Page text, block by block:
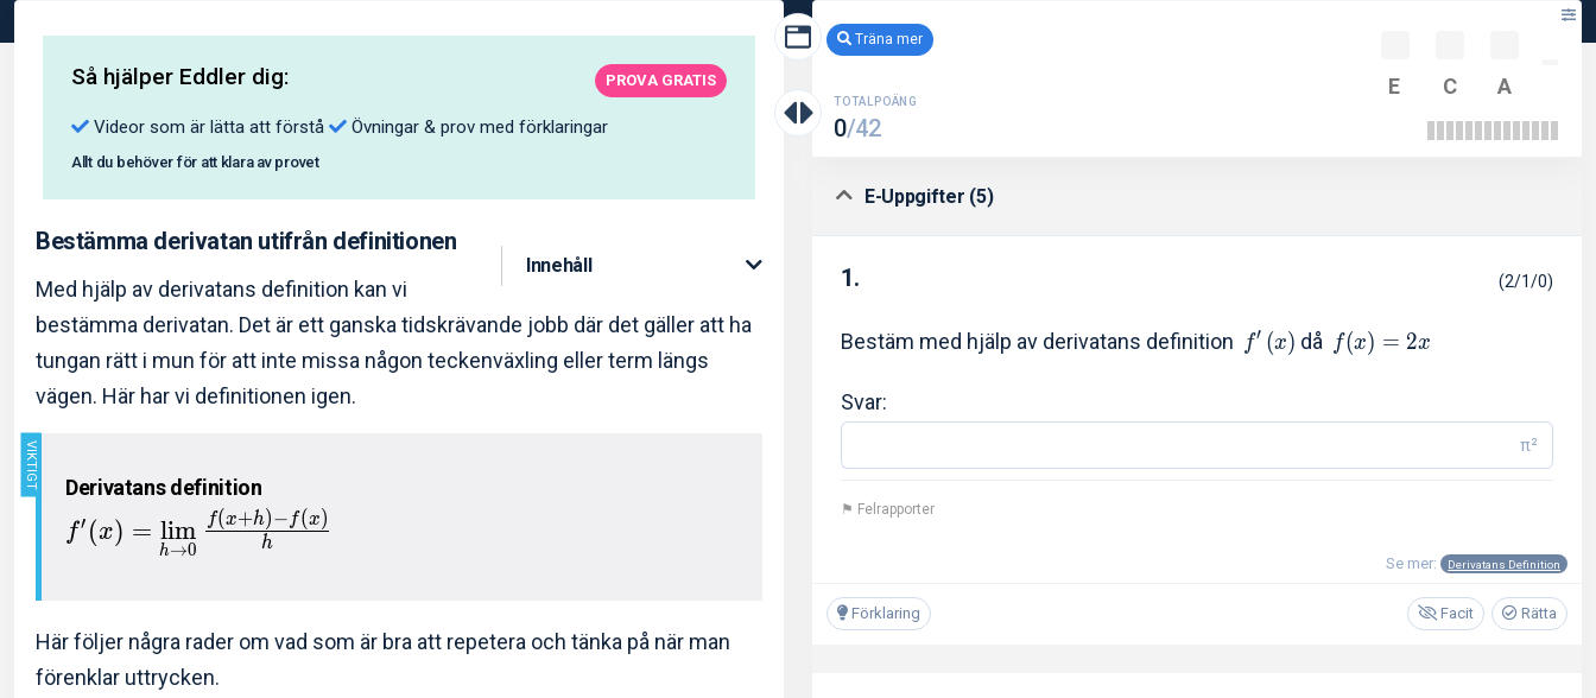
PROVA GRATIS
Så hjälper Eddler dig:
Videor som är lätta att förstå Övningar & prov med förklaringar
Allt du behöver för att klara av provet
Innehåll
Bestämma derivatan utifrån definitionen
Med hjälp av derivatans definition kan vi
bestämma derivatan. Det är ett ganska tidskrävande jobb där det gäller att ha
tungan rätt i mun för att inte missa någon teckenväxling eller term längs
vägen. Här har vi definitionen igen.
Derivatans definition
f′ (x) =
h→0
lim h
f(x+h)− f(x)
Här följer några rader om vad som är bra att repetera och tänka på när man
förenklar uttrycken.
Träna mer
E C A
TOTALPOÄNG
0/42
E-Uppgifter (5)
1. (2/1/0)
Bestäm med hjälp av derivatans definition f′ (x) då f(x) = 2x
Svar:
π²
⚑ Felrapporter
Se mer: Derivatans Definition
Förklaring Rätta
Facit